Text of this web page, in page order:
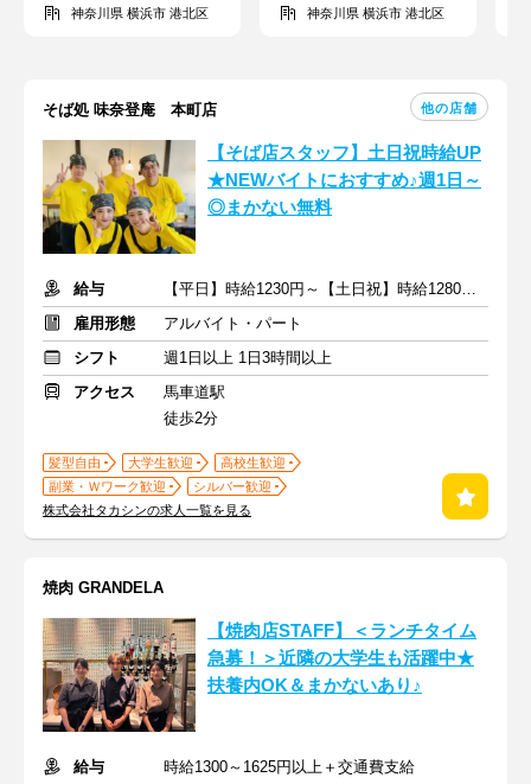
神奈川県 横浜市 港北区
神奈川県 横浜市 港北区
そば処 味奈登庵 本町店 他の店舗
【そば店スタッフ】土日祝時給UP
★NEWバイトにおすすめ♪週1日～
◎まかない無料
給与
【平日】時給1230円～【土日祝】時給1280円～ ＋交通費支給
雇用形態
アルバイト・パート
シフト
週1日以上 1日3時間以上
アクセス
馬車道駅
徒歩2分
髪型自由 大学生歓迎
高校生歓迎
副業・Ｗワーク歓迎
シルバー歓迎
株式会社タカシンの求人一覧を見る
焼肉 GRANDELA
【焼肉店STAFF】＜ランチタイム
急募！＞近隣の大学生も活躍中★
扶養内OK＆まかないあり♪
給与 時給1300～1625円以上＋交通費支給